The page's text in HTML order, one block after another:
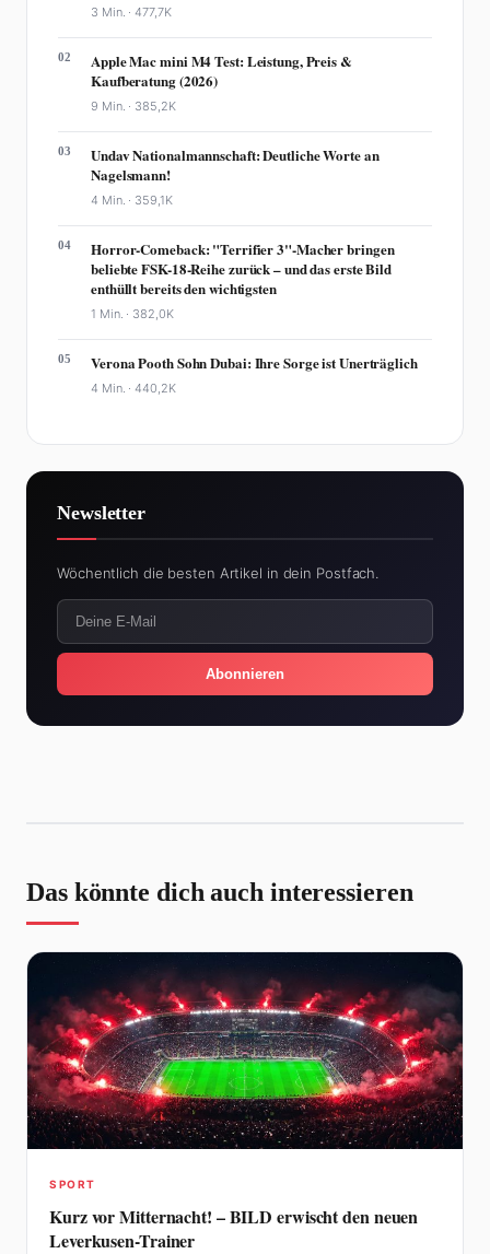
3 Min. ·477,7K
02
Apple Mac mini M4 Test: Leistung, Preis &
Kaufberatung (2026)
9 Min. · 385,2K
03
Undav Nationalmannschaft: Deutliche Worte an
Nagelsmann!
4 Min. · 359,1K
04
Horror-Comeback: "Terrifier 3"-Macher bringen
beliebte FSK-18-Reihe zurück – und das erste Bild
enthüllt bereits den wichtigsten
1 Min. · 382,0K
05 Verona Pooth Sohn Dubai: Ihre Sorge ist Unerträglich
4 Min. ·440,2K
Newsletter
Wöchentlich die besten Artikel in dein Postfach.
Abonnieren
Das könnte dich auch interessieren
SPORT
Kurz vor Mitternacht! – BILD erwischt den neuen
Leverkusen-Trainer